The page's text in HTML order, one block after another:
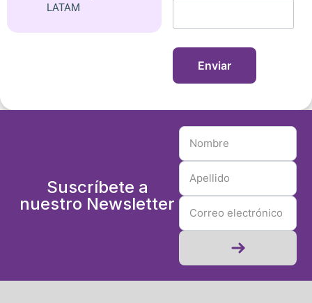
LATAM
Suscríbete a
nuestro Newsletter